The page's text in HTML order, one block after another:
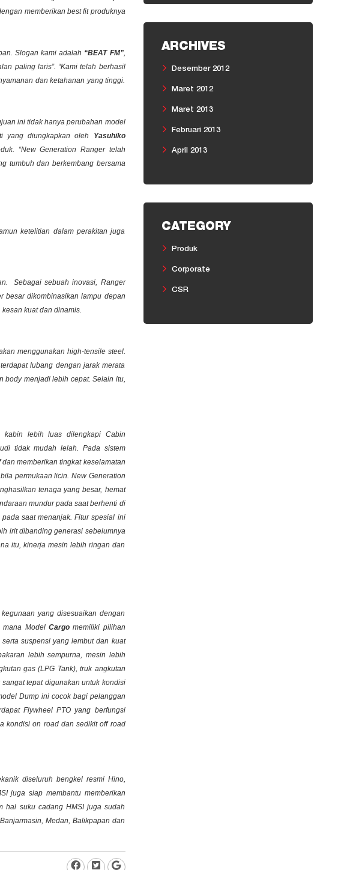
memberikan best fitproduknya
Slogan kami adalah “BEAT FM”,
paling laris”. “Kami telah berhasil
dan ketahanan yang tinggi.
ini tidak hanya perubahan model
yang diungkapkan oleh
Yasuhiko
“New Generation Ranger telah
tumbuh dan berkembang bersama
ketelitian dalam perakitan juga
Sebagai sebuah inovasi, Ranger
besar dikombinasikan lampu depan
kuat dan dinamis.
menggunakan high-tensile steel.
lubang dengan jarak merata
menjadi lebih cepat. Selain itu,
kabin lebih luas dilengkapi Cabin
tidak mudah lelah. Pada sistem
memberikan tingkat keselamatan
permukaan licin. New Generation
tenaga yang besar, hemat
mundur pada saat berhenti di
saat menanjak. Fitur spesial ini
irit dibanding generasi sebelumnya
itu, kinerja mesin lebih ringan dan
yang disesuaikan dengan
Model Cargomemiliki pilihan
suspensi yang lembut dan kuat
lebih sempurna, mesin lebih
gas (LPG Tank), truk angkutan
sangat tepat digunakan untuk kondisi
Dump ini cocok bagi pelanggan
Flywheel PTO yang berfungsi
kondisi on road dan sedikit off road
diseluruh bengkel resmi Hino,
juga siap membantu memberikan
hal suku cadang HMSI juga sudah
Medan, Balikpapan dan
ARCHIVES
Desember 2012
Maret 2012
Maret 2013
Februari 2013
April 2013
CATEGORY
Produk
Corporate
CSR